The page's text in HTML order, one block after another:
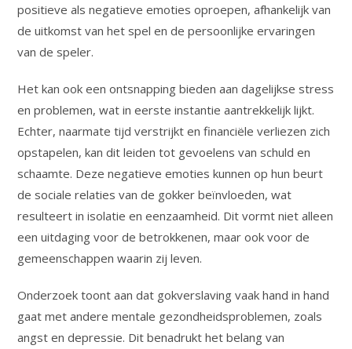
positieve als negatieve emoties oproepen, afhankelijk van
de uitkomst van het spel en de persoonlijke ervaringen
van de speler.
Het kan ook een ontsnapping bieden aan dagelijkse stress
en problemen, wat in eerste instantie aantrekkelijk lijkt.
Echter, naarmate tijd verstrijkt en financiële verliezen zich
opstapelen, kan dit leiden tot gevoelens van schuld en
schaamte. Deze negatieve emoties kunnen op hun beurt
de sociale relaties van de gokker beïnvloeden, wat
resulteert in isolatie en eenzaamheid. Dit vormt niet alleen
een uitdaging voor de betrokkenen, maar ook voor de
gemeenschappen waarin zij leven.
Onderzoek toont aan dat gokverslaving vaak hand in hand
gaat met andere mentale gezondheidsproblemen, zoals
angst en depressie. Dit benadrukt het belang van